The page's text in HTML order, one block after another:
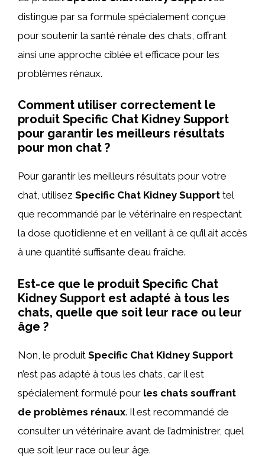
distingue par sa formule spécialement conçue
pour soutenir la santé rénale des chats, offrant
ainsi une approche ciblée et efficace pour les
problèmes rénaux.
Comment utiliser correctement le
produit Specific Chat Kidney Support
pour garantir les meilleurs résultats
pour mon chat ?
Pour garantir les meilleurs résultats pour votre
chat, utilisez Specific Chat Kidney Support tel
que recommandé par le vétérinaire en respectant
la dose quotidienne et en veillant à ce qu’il ait accès
à une quantité suffisante d’eau fraîche.
Est-ce que le produit Specific Chat
Kidney Support est adapté à tous les
chats, quelle que soit leur race ou leur
âge ?
Non, le produit Specific Chat Kidney Support
n’est pas adapté à tous les chats, car il est
spécialement formulé pour les chats souffrant
de problèmes rénaux. Il est recommandé de
consulter un vétérinaire avant de l’administrer, quel
que soit leur race ou leur âge.